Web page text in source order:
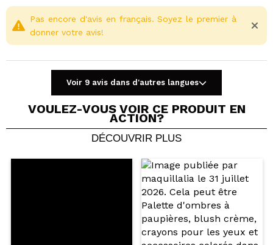
Partager une vidéo ou une photo
Votre vidéo pourrait être la première. Imaginez...
Recommandez-vous cet achat? Oui Non
5/5
Pas encore d'avis en français. Soyez le premier à
donner votre avis!
Voir 9 avis dans d'autres langues
VOULEZ-VOUS VOIR CE PRODUIT EN
ACTION?
DÉCOUVRIR PLUS